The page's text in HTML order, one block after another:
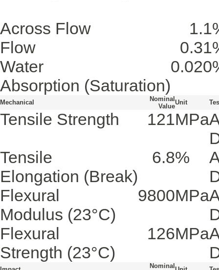
Across Flow 1.1
Flow
0.31
Water
Absorption (Saturation)
0.020
Mechanical
Nominal
Value
Unit
Tensile Strength 121MPa
Tensile
Elongation (Break)
6.8%
Flexural
Modulus (23°C)
9800MPa
Flexural
Strength (23°C)
126MPa
Nominal